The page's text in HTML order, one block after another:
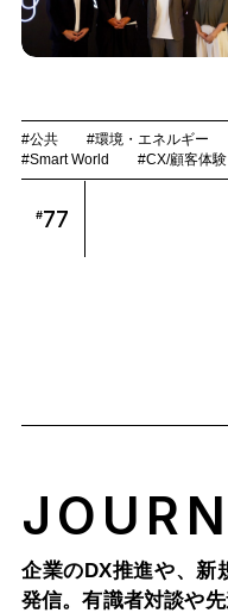
#公共 #環境・エネルギー
#Smart World
#CX/顧客体験
#77
企業のDX推進や、新
発信。有識者対談や